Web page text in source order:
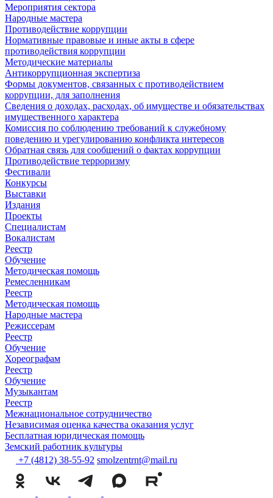
Мероприятия сектора
Народные мастера
Противодействие коррупции
Нормативные правовые и иные акты в сфере
противодействия коррупции
Методические материалы
Антикоррупционная экспертиза
Формы документов, связанных с противодействием
коррупции, для заполнения
Сведения о доходах, расходах, об имуществе и обязательствах
имущественного характера
Комиссия по соблюдению требований к служебному
поведению и урегулированию конфликта интересов
Обратная связь для сообщений о фактах коррупции
Противодействие терроризму
Фестивали
Конкурсы
Выставки
Издания
Проекты
Специалистам
Вокалистам
Реестр
Обучение
Методическая помощь
Ремесленникам
Реестр
Методическая помощь
Народные мастера
Режиссерам
Реестр
Обучение
Хореографам
Реестр
Обучение
Музыкантам
Реестр
Межнациональное сотрудничество
Независимая оценка качества оказания услуг
Бесплатная юридическая помощь
Земский работник культуры
+7 (4812) 38-55-92 smolzentrnt@mail.ru